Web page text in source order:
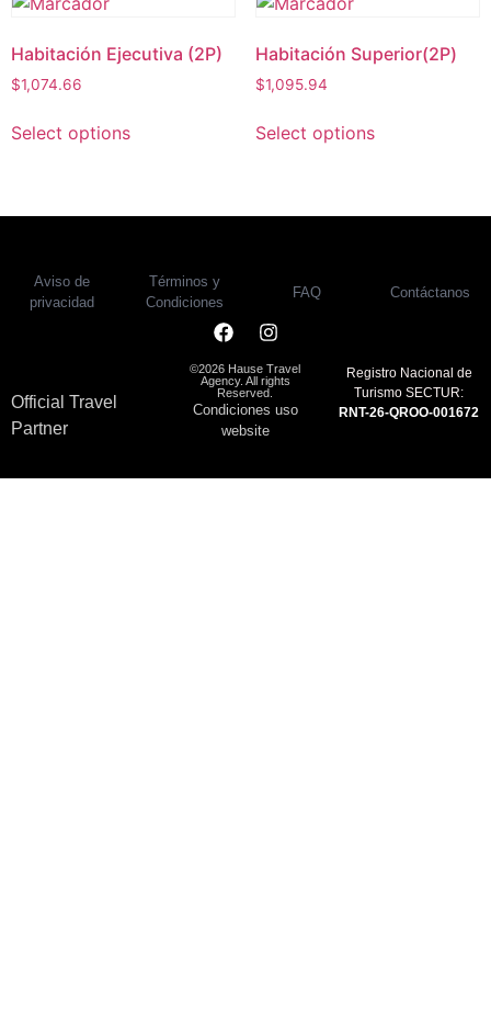
Habitación Ejecutiva (2P)
$1,074.66
Select options
Habitación Superior(2P)
$1,095.94
Select options
Aviso de
privacidad
Términos y
Condiciones
FAQ Contáctanos
Official Travel
Partner
©2026 Hause Travel
Agency. All rights
Reserved.
Condiciones uso
website
Registro Nacional de
Turismo SECTUR:
RNT-26-QROO-001672